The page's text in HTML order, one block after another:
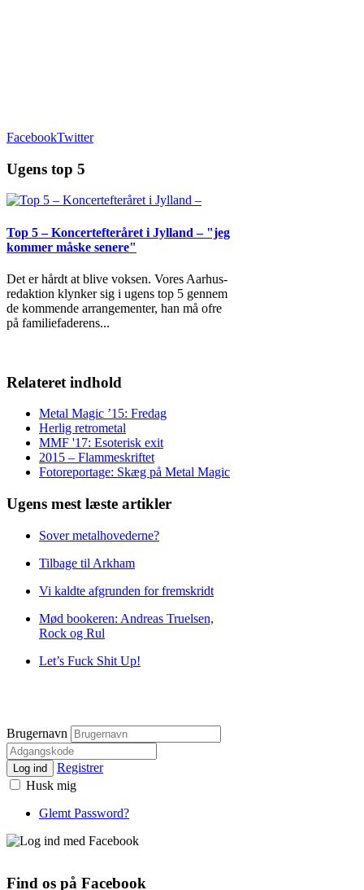
FacebookTwitter
Ugens top 5
Top 5 – Koncertefteråret i Jylland – "jeg
kommer måske senere"
Det er hårdt at blive voksen. Vores Aarhus-
redaktion klynker sig i ugens top 5 gennem
de kommende arrangementer, han må ofre
på familiefaderens...
Relateret indhold
Metal Magic ’15: Fredag
Herlig retrometal
MMF '17: Esoterisk exit
2015 – Flammeskriftet
Fotoreportage: Skæg på Metal Magic
Ugens mest læste artikler
Sover metalhovederne?
Tilbage til Arkham
Vi kaldte afgrunden for fremskridt
Mød bookeren: Andreas Truelsen,
Rock og Rul
Let’s Fuck Shit Up!
Brugernavn
Log ind
Registrer
Husk mig
Glemt Password?
Find os på Facebook